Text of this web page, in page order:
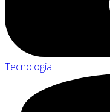
Tecnologia